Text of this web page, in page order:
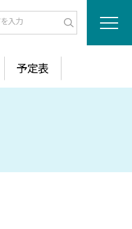
予定表